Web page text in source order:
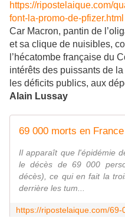
https://ripostelaique.com/
font-la-promo-de-pfizer.html
Car Macron, pantin de
et sa clique de nuisibles,
l’hécatombe française du
intérêts des puissants de
les déficits publics, aux
Alain Lussay
Il apparaît que l'épidémie
le décès de 69 000
décès), ce qui en fait la
derrière les tum...